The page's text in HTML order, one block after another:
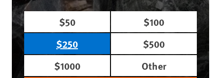
$50
$100
$250
$500
$1000
Other